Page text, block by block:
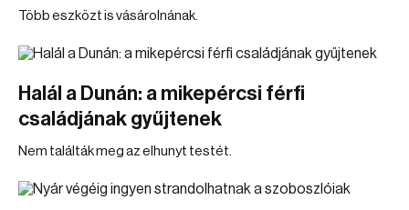
Több eszközt is vásárolnának.
Halál a Dunán: a mikepércsi férfi
családjának gyűjtenek
Nem találták meg az elhunyt testét.